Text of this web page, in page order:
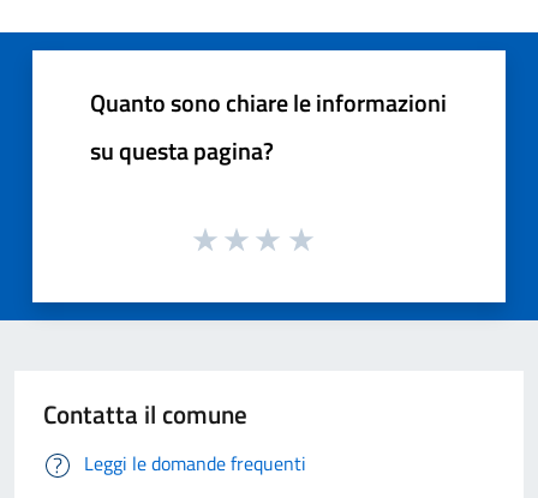
Quanto sono chiare le informazioni
su questa pagina?
Contatta il comune
Leggi le domande frequenti